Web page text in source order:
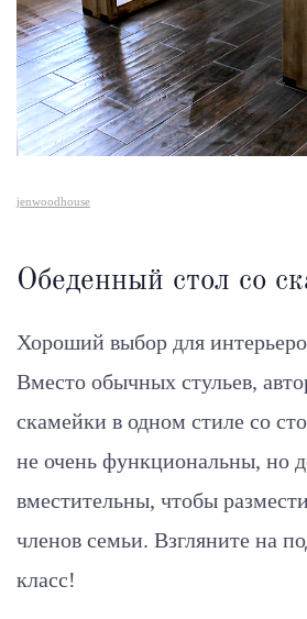
jenwoodhouse
Обеденный стол со
Хороший выбор для
Вместо обычных стульев,
скамейки в одном стиле со
не очень функциональны, но
вместительны, чтобы
членов семьи. Взгляните на
класс!